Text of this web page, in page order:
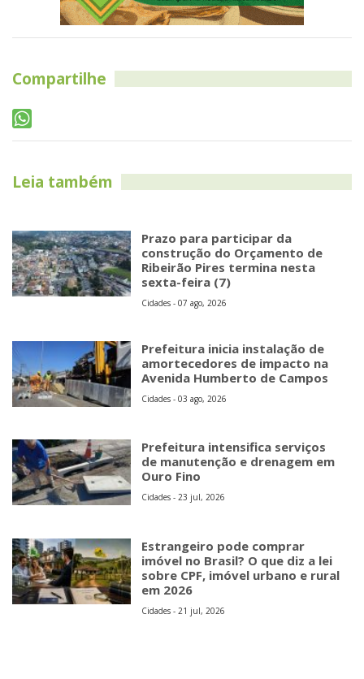
Compartilhe
Leia também
Prazo para participar da
construção do Orçamento de
Ribeirão Pires termina nesta
sexta-feira (7)
Cidades - 07 ago, 2026
Prefeitura inicia instalação de
amortecedores de impacto na
Avenida Humberto de Campos
Cidades - 03 ago, 2026
Prefeitura intensifica serviços
de manutenção e drenagem em
Ouro Fino
Cidades - 23 jul, 2026
Estrangeiro pode comprar
imóvel no Brasil? O que diz a lei
sobre CPF, imóvel urbano e rural
em 2026
Cidades - 21 jul, 2026